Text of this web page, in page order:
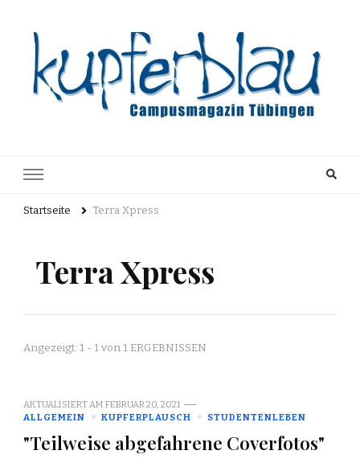
Archiv
Startseite Terra Xpress
Terra Xpress
Angezeigt: 1 - 1 von 1 ERGEBNISSEN
AKTUALISIERT AM FEBRUAR 20, 2021
ALLGEMEIN
KUPFERPLAUSCH STUDENTENLEBEN
"Teilweise abgefahrene Coverfotos"